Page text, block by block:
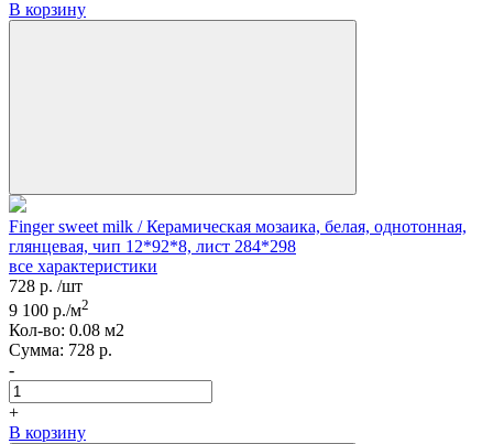
В корзину
Finger sweet milk / Керамическая мозаика, белая, однотонная,
глянцевая, чип 12*92*8, лист 284*298
все характеристики
728 р. /шт
9 100 р./м2
Кол-вo: 0.08 м2
Сумма: 728 р.
-
+
В корзину